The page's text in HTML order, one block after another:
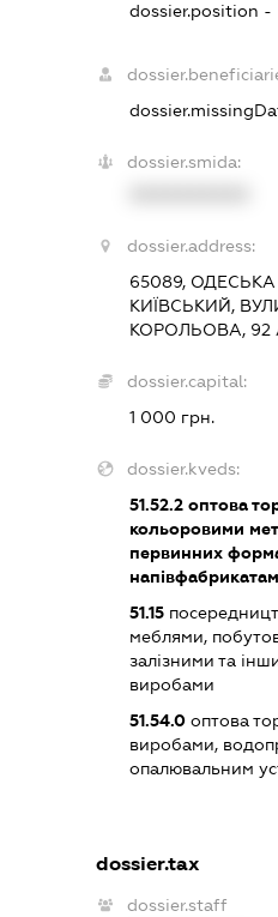
dossier.position -
dossier.smida:
dossier.address:
65089,
КИЇВСЬКИЙ,
КОРОЛЬОВА, 92
dossier.capital:
1 000 грн.
dossier.kveds:
51.52.2 оптова
кольоровими
первинних
51.15
меблями,
залізними та
виробами
51.54.0 оптова
виробами,
опалювальним
dossier.tax
dossier.staff